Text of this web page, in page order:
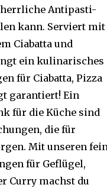
herrliche Antipasti-
kann. Serviert mit
Ciabatta und
ein kulinarisches
für Ciabatta, Pizza
garantiert! Ein
für die Küche sind
die für
Mit unseren
für Geflügel,
Curry machst du